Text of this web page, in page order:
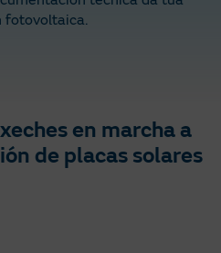
fotovoltaica.
en marcha a
de placas solares